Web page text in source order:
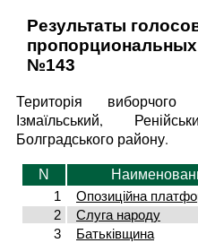
Результаты
№143
Територія
Ізмаїльський,
Болградського району.
N
1
Опозиційна
2
Слуга народу
3
Батьківщина